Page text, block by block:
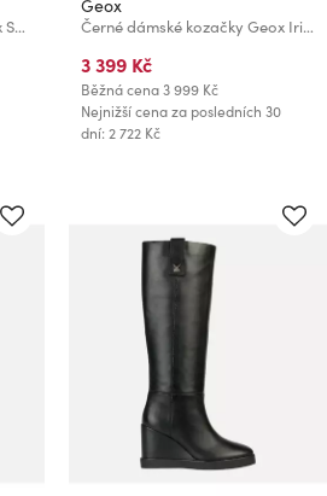
Černé dámské kozačky Geox Spherica Ec7
Geox
Černé dámské kozačky Geox Iridea
3 399 Kč
Běžná cena3 999 Kč
Nejnižší cena za posledních 30
dní: 2 722 Kč